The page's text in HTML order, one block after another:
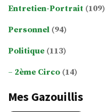
Entretien-Portrait (109)
Personnel (94)
Politique (113)
2ème Circo (14)
Mes Gazouillis